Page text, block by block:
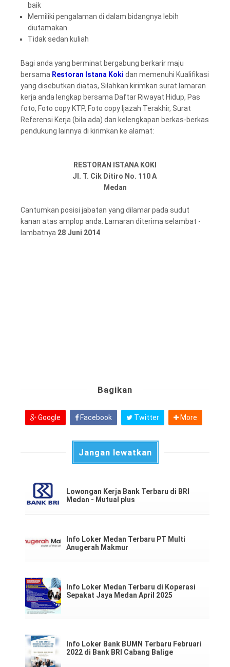
baik
Memiliki pengalaman di dalam bidangnya lebih
diutamakan
Tidak sedan kuliah
Bagi anda yang berminat bergabung berkarir maju
bersama Restoran Istana Koki dan memenuhi Kualifikasi
yang disebutkan diatas, Silahkan kirimkan surat lamaran
kerja anda lengkap bersama Daftar Riwayat Hidup, Pas
foto, Foto copy KTP, Foto copy Ijazah Terakhir, Surat
Referensi Kerja (bila ada) dan kelengkapan berkas-berkas
pendukung lainnya di kirimkan ke alamat:
RESTORAN ISTANA KOKI
Jl. T. Cik Ditiro No. 110 A
Medan
Cantumkan posisi jabatan yang dilamar pada sudut
kanan atas amplop anda. Lamaran diterima selambat -
lambatnya 28 Juni 2014
Bagikan
Google Facebook Twitter More
Jangan lewatkan
Lowongan Kerja Bank Terbaru di BRI
Medan - Mutual plus
Info Loker Medan Terbaru PT Multi
Anugerah Makmur
Info Loker Medan Terbaru di Koperasi
Sepakat Jaya Medan April 2025
Info Loker Bank BUMN Terbaru Februari
2022 di Bank BRI Cabang Balige